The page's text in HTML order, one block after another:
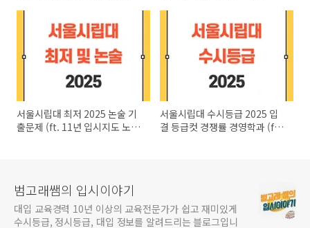
서울시립대 최저 2025 논술 기
출문제 (ft. 11년 입시지도 노하
서울시립대 수시등급 2025 입
결 등급컷 경쟁률 경영학과 (ft.
범고래쌤의 입시이야기
대입 교육경력 10년 이상의 교육전문가가 쉽고 재미있게
수시등급, 정시등급, 대입 정보를 알려드리는 블로그입니